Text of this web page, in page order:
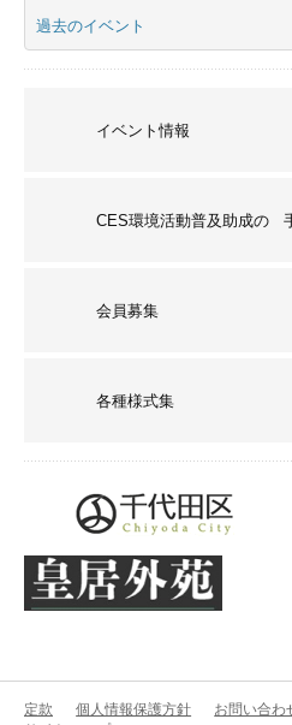
過去のイベント
イベント情報
CES環境活動普及助成の
会員募集
各種様式集
定款 個人情報保護方針
お問い合わ